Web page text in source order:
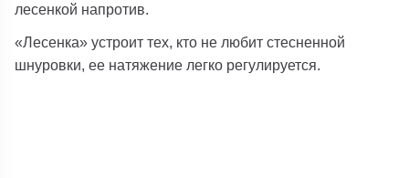
лесенкой напротив.
«Лесенка» устроит тех, кто не любит стесненной
шнуровки, ее натяжение легко регулируется.